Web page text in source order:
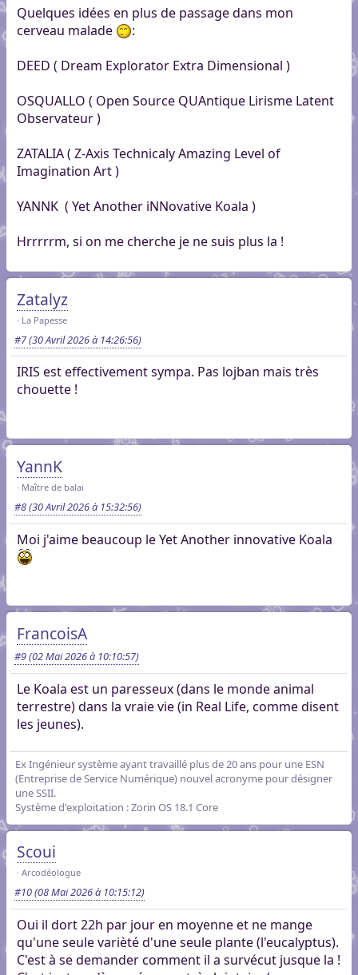
Quelques idées en plus de passage dans mon
cerveau malade
:
DEED ( Dream Explorator Extra Dimensional )
OSQUALLO ( Open Source QUAntique Lirisme Latent
Observateur )
ZATALIA ( Z-Axis Technicaly Amazing Level of
Imagination Art )
YANNK ( Yet Another iNNovative Koala )
Hrrrrrm, si on me cherche je ne suis plus la !
Zatalyz
La Papesse
#7(30 Avril 2026 à 14:26:56)
IRIS est effectivement sympa. Pas lojban mais très
chouette !
YannK
Maître de balai
#8(30 Avril 2026 à 15:32:56)
Moi j'aime beaucoup le Yet Another innovative Koala
FrancoisA
#9(02 Mai 2026 à 10:10:57)
Le Koala est un paresseux (dans le monde animal
terrestre) dans la vraie vie (in Real Life, comme disent
les jeunes).
Ex Ingénieur système ayant travaillé plus de 20 ans pour une ESN
(Entreprise de Service Numérique) nouvel acronyme pour désigner
une SSII.
Système d'exploitation : Zorin OS 18.1 Core
Scoui
Arcodéologue
#10(08 Mai 2026 à 10:15:12)
Oui il dort 22h par jour en moyenne et ne mange
qu'une seule varièté d'une seule plante (l'eucalyptus).
C'est à se demander comment il a survécut jusque la !